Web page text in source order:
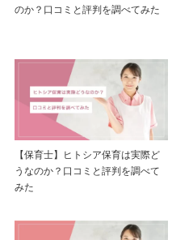
のか？口コミと評判を調べてみた
【保育士】ヒトシア保育は実際ど
うなのか？口コミと評判を調べて
みた